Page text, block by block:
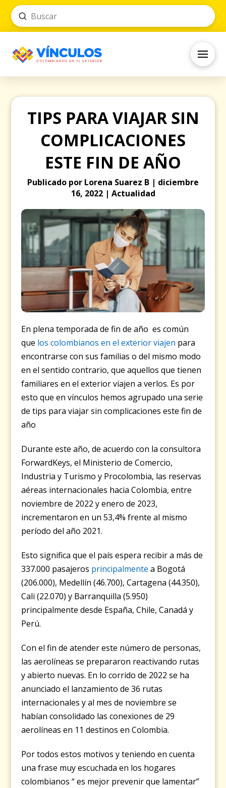
Search
Submit
TIPS PARA VIAJAR SIN
COMPLICACIONES
ESTE FIN DE AÑO
Publicado por Lorena Suarez B | diciembre
16, 2022 | Actualidad
En plena temporada de fin de año es común
que los colombianos en el exterior viajen para
encontrarse con sus familias o del mismo modo
en el sentido contrario, que aquellos que tienen
familiares en el exterior viajen a verlos. Es por
esto que en vínculos hemos agrupado una serie
de tips para viajar sin complicaciones este fin de
año
Durante este año, de acuerdo con la consultora
ForwardKeys, el Ministerio de Comercio,
Industria y Turismo y Procolombia, las reservas
aéreas internacionales hacia Colombia, entre
noviembre de 2022 y enero de 2023,
incrementaron en un 53,4% frente al mismo
período del año 2021.
Esto significa que el país espera recibir a más de
337.000 pasajeros principalmente a Bogotá
(206.000), Medellín (46.700), Cartagena (44.350),
Cali (22.070) y Barranquilla (5.950)
principalmente desde España, Chile, Canadá y
Perú.
Con el fin de atender este número de personas,
las aerolíneas se prepararon reactivando rutas
y abierto nuevas. En lo corrido de 2022 se ha
anunciado el lanzamiento de 36 rutas
internacionales y al mes de noviembre se
habían consolidado las conexiones de 29
aerolíneas en 11 destinos en Colombia.
Por todos estos motivos y teniendo en cuenta
una frase muy escuchada en los hogares
colombianos “ es mejor prevenir que lamentar”